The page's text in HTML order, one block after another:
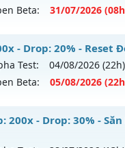
Shop
Beta: 31/07/2026
https://
chủ https://
- Drop: 20% - Reset
Test: 04/08/2026 (22h)
Beta: 05/08/2026
máy chủĐại Dương
200x - Drop: 30% - Săn